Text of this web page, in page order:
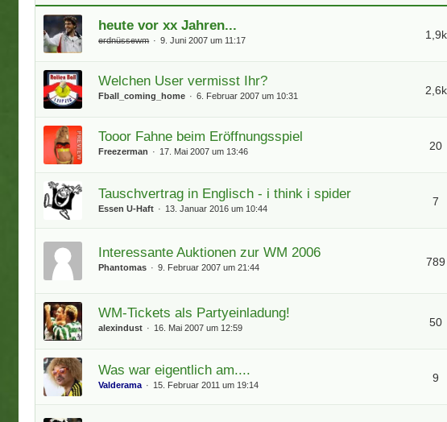
heute vor xx Jahren...
erdnüssewm 9. Juni 2007 um 11:17 1,9k
Welchen User vermisst Ihr?
Fball_coming_home 6. Februar 2007 um 10:31 2,6k
Tooor Fahne beim Eröffnungsspiel
Freezerman 17. Mai 2007 um 13:46 20
Tauschvertrag in Englisch - i think i spider
Essen U-Haft 13. Januar 2016 um 10:44
7
Interessante Auktionen zur WM 2006
Phantomas 9. Februar 2007 um 21:44 789
WM-Tickets als Partyeinladung!
alexindust 16. Mai 2007 um 12:59 50
Was war eigentlich am....
Valderama 15. Februar 2011 um 19:14
9